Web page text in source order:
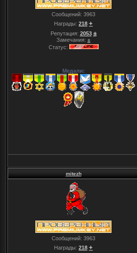
Сообщений: 3963
Награды: 218 +
Репутация: 2053 ±
Замечания: ±
Статус:
Медали:
mitezh
Сообщений: 3963
Награды: 218 +